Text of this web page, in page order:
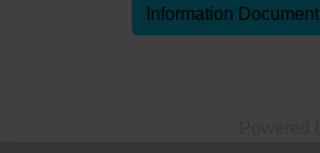
Information Document